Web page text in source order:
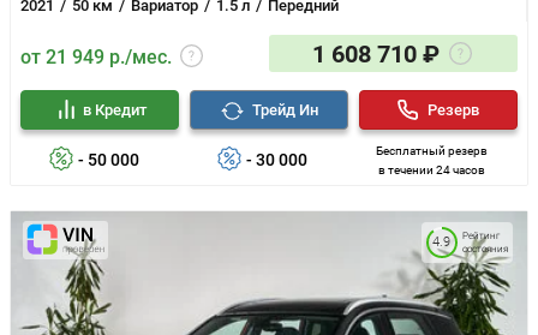
2021 50 км Вариатор 1.5 л Передний
от 21 949 р./мес. 1 608 710 ₽
- 50 000
в Кредит
- 30 000
Трейд Ин
Бесплатный резерв
в течении 24 часов
Резерв
Рейтинг
состояния
4.9